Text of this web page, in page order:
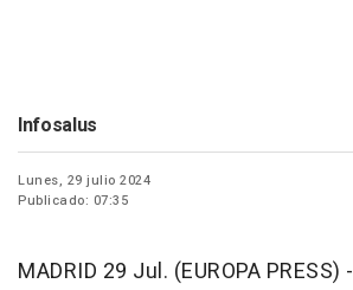
Infosalus
Lunes, 29 julio 2024
Publicado: 07:35
MADRID 29 Jul. (EUROPA PRESS) -